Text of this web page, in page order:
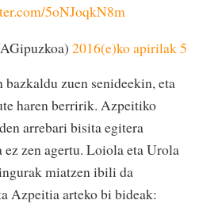
5oNJoqkN8m
2016(e)ko apirilak 5
zuen senideekin, eta
haren berririk. Azpeitiko
arrebari bisita egitera
ez zen agertu. Loiola eta Urola
miatzen ibili da
Azpeitia arteko bi bideak: